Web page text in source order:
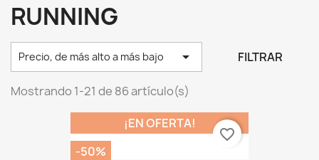
RUNNING
Precio, de más alto a más bajo  FILTRAR
Mostrando 1-21 de 86 artículo(s)
¡EN OFERTA!
-50%
favorite_border